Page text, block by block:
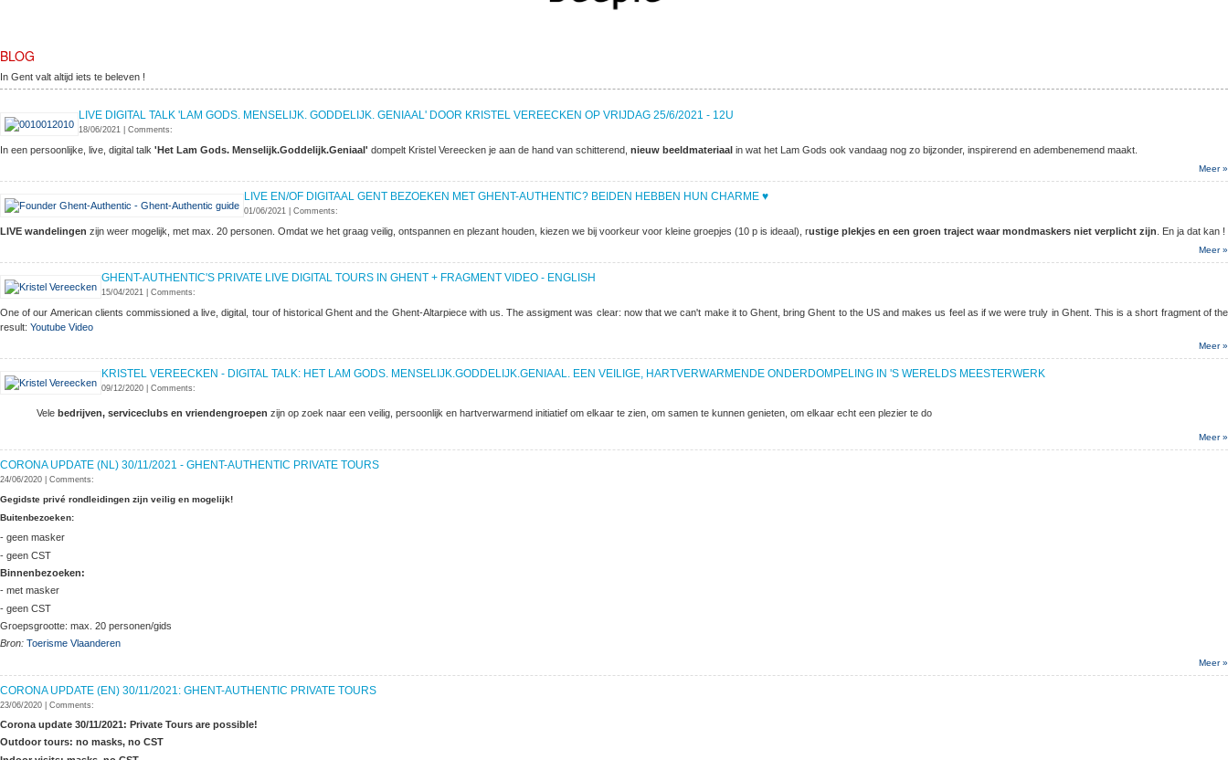
BLOG
In Gent valt altijd iets te beleven !
LIVE DIGITAL TALK 'LAM GODS. MENSELIJK. GODDELIJK. GENIAAL' DOOR KRISTEL VEREECKEN OP VRIJDAG 25/6/2021 - 12U
18/06/2021 Comments:
In een persoonlijke, live, digital talk 'Het Lam Gods. Menselijk.Goddelijk.Geniaal' dompelt Kristel Vereecken je aan de hand van schitterend, nieuw beeldmateriaal in wat het Lam Gods ook vandaag nog zo bijzonder, inspirerend en adembenemend maakt.
Meer »
LIVE EN/OF DIGITAAL GENT BEZOEKEN MET GHENT-AUTHENTIC? BEIDEN HEBBEN HUN CHARME ♥
01/06/2021 Comments:
LIVE wandelingen zijn weer mogelijk, met max. 20 personen. Omdat we het graag veilig, ontspannen en plezant houden, kiezen we bij voorkeur voor kleine groepjes (10 p is ideaal), rustige plekjes en een groen traject waar mondmaskers niet verplicht zijn . En ja dat kan !
Meer »
GHENT-AUTHENTIC'S PRIVATE LIVE DIGITAL TOURS IN GHENT + FRAGMENT VIDEO - ENGLISH
15/04/2021 Comments:
One of our American clients commissioned a live, digital, tour of historical Ghent and the Ghent-Altarpiece with us. The assigment was clear: now that we can't make it to Ghent, bring Ghent to the US and makes us feel as if we were truly in Ghent. This is a short fragment of the
result: Youtube Video
Meer »
KRISTEL VEREECKEN - DIGITAL TALK: HET LAM GODS. MENSELIJK.GODDELIJK.GENIAAL. EEN VEILIGE, HARTVERWARMENDE ONDERDOMPELING IN 'S WERELDS MEESTERWERK
09/12/2020 Comments:
Vele bedrijven, serviceclubs en vriendengroepen zijn op zoek naar een veilig, persoonlijk en hartverwarmend initiatief om elkaar te zien, om samen te kunnen genieten, om elkaar echt een plezier te do
Meer »
CORONA UPDATE (NL) 30/11/2021 - GHENT-AUTHENTIC PRIVATE TOURS
24/06/2020 Comments:
Gegidste privé rondleidingen zijn veilig en mogelijk!
Buitenbezoeken:
- geen masker
- geen CST
Binnenbezoeken:
- met masker
- geen CST
Groepsgrootte: max. 20 personen/gids
Bron: Toerisme Vlaanderen
Meer »
CORONA UPDATE (EN) 30/11/2021: GHENT-AUTHENTIC PRIVATE TOURS
23/06/2020 Comments:
Corona update 30/11/2021: Private Tours are possible!
Outdoor tours: no masks, no CST